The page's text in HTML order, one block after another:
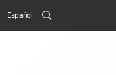
Español Search
Submit